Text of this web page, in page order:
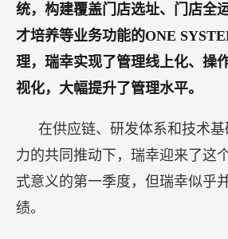
统，构建覆盖门店选址、门店全
才培养等业务功能的ONE
理，瑞幸实现了管理线上化、操
视化，大幅提升了管理水平。
在供应链、研发体系和技术
力的共同推动下，瑞幸迎来了这
式意义的第一季度，但瑞幸似乎
绩。